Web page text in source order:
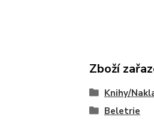
Zboží
Knihy/
Beletrie